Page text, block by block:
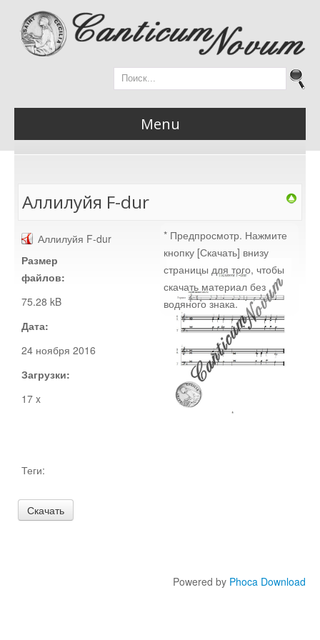
Menu
Новости
Материалы
Документы
Статьи
Рождество
Аллилуйя F-dur
* Предпросмотр. Нажмите
кнопку [Скачать] внизу
страницы для того, чтобы
скачать материал без
водяного знака.
Аллилуйя F-dur
Размер
файлов:
75.28 kB
Дата:
24 ноября 2016
Загрузки:
17 x
Теги:
Powered by Phoca Download